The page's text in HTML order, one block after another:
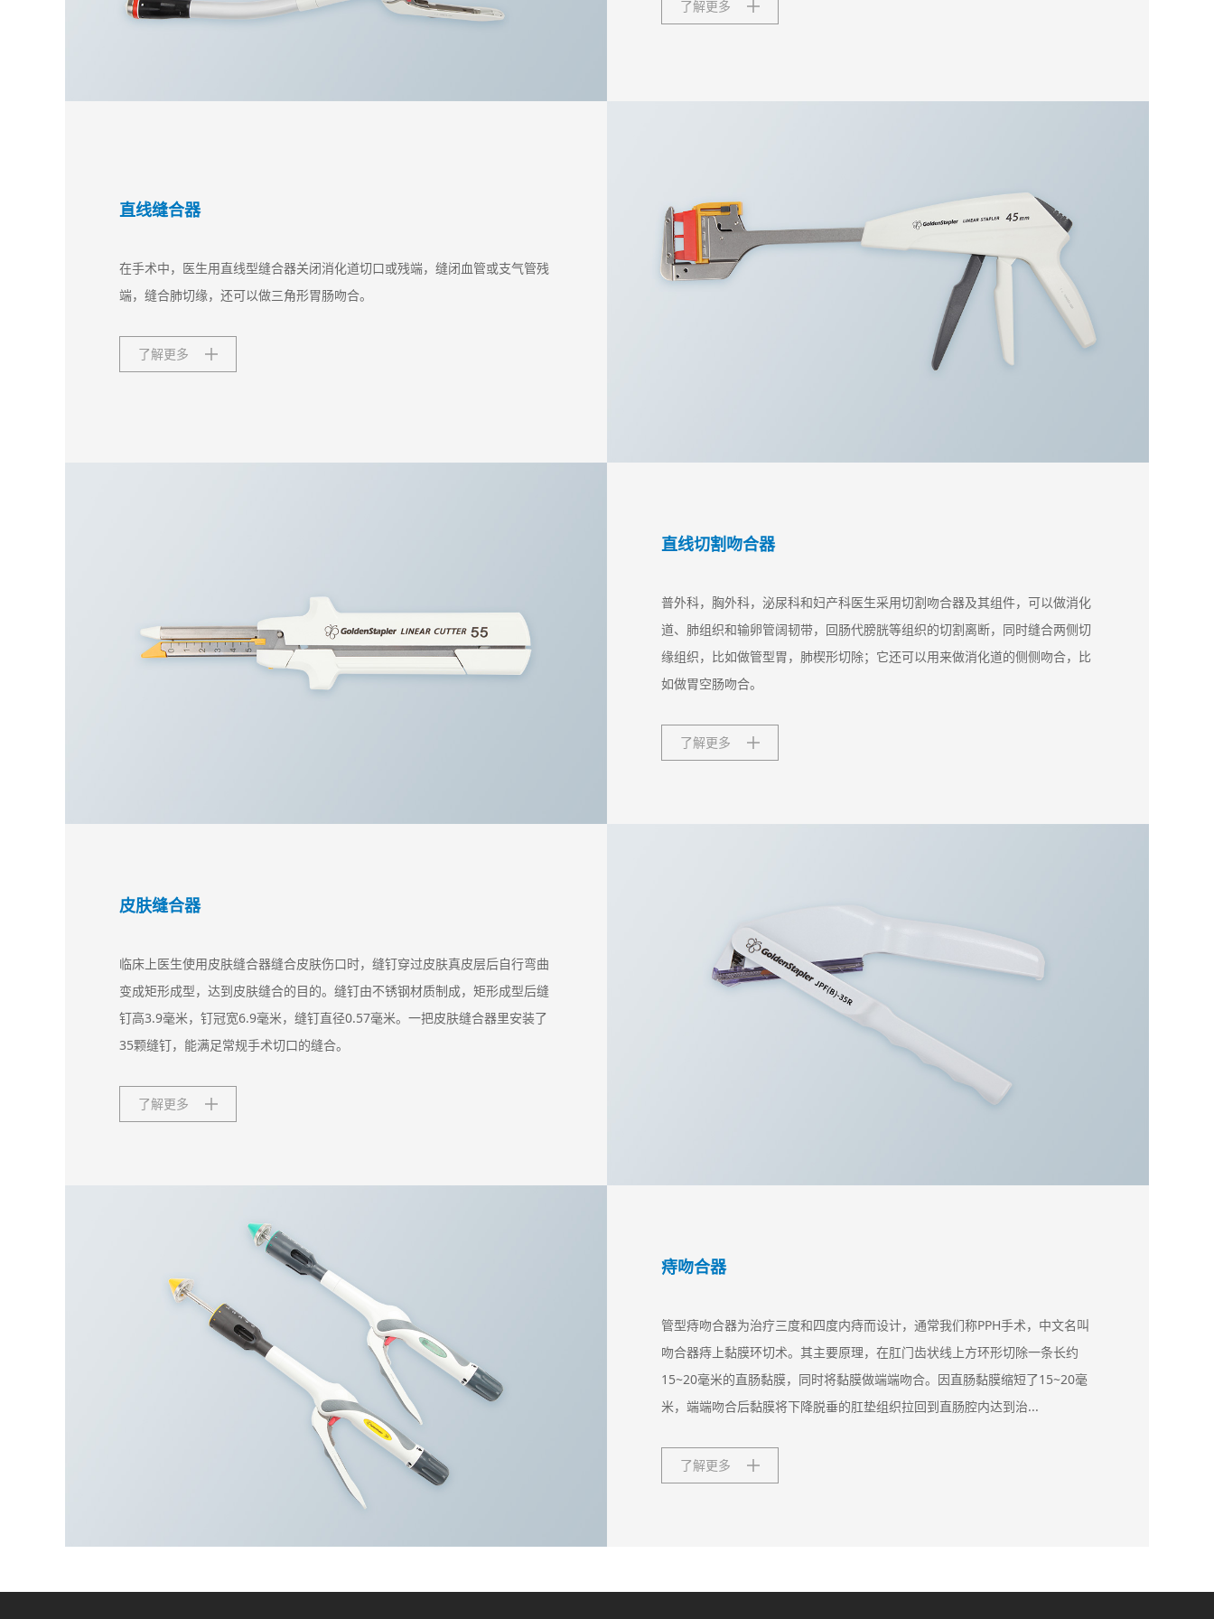
了解更多
直线缝合器
在手术中，医生用直线型缝合器关闭消化道切口或残端，缝闭血管或支气管残
端，缝合肺切缘，还可以做三角形胃肠吻合。
了解更多
直线切割吻合器
普外科，胸外科，泌尿科和妇产科医生采用切割吻合器及其组件，可以做消化
道、肺组织和输卵管阔韧带，回肠代膀胱等组织的切割离断，同时缝合两侧切
缘组织，比如做管型胃，肺楔形切除；它还可以用来做消化道的侧侧吻合，比
如做胃空肠吻合。
了解更多
皮肤缝合器
临床上医生使用皮肤缝合器缝合皮肤伤口时，缝钉穿过皮肤真皮层后自行弯曲
变成矩形成型，达到皮肤缝合的目的。缝钉由不锈钢材质制成，矩形成型后缝
钉高3.9毫米，钉冠宽6.9毫米，缝钉直径0.57毫米。一把皮肤缝合器里安装了
35颗缝钉，能满足常规手术切口的缝合。
了解更多
痔吻合器
管型痔吻合器为治疗三度和四度内痔而设计，通常我们称PPH手术，中文名叫
吻合器痔上黏膜环切术。其主要原理，在肛门齿状线上方环形切除一条长约
15~20毫米的直肠黏膜，同时将黏膜做端端吻合。因直肠黏膜缩短了15~20毫
米，端端吻合后黏膜将下降脱垂的肛垫组织拉回到直肠腔内达到治...
了解更多